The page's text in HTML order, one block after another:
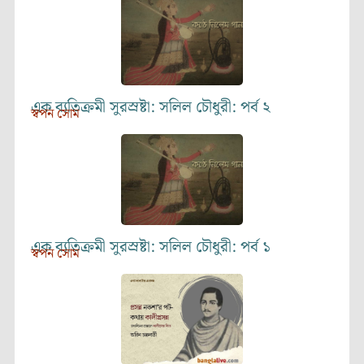
এক ব্যতিক্রমী সুরস্রষ্টা: সলিল চৌধুরী: পর্ব ২
স্বপন সোম
এক ব্যতিক্রমী সুরস্রষ্টা: সলিল চৌধুরী: পর্ব ১
স্বপন সোম